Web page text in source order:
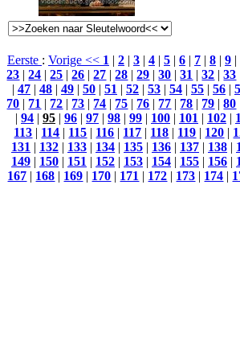
Eerste : Vorige << 1 | 2 | 3 | 4 | 5 | 6 | 7 | 8 | 9 |
23 |24 |25 |26 |27 |28 |29 |30 |31 |32 |33
| 47 | 48 | 49 | 50 | 51 | 52 | 53 | 54 | 55 | 56 |
70 | 71 | 72 | 73 | 74 | 75 | 76 | 77 | 78 | 79 |80
| 94 | 95 | 96 | 97 | 98 | 99 | 100 | 101 | 102 |
113 | 114 | 115 | 116 | 117 | 118 | 119 | 120 |
131 | 132 | 133 | 134 | 135 | 136 | 137 | 138 |
149 | 150 | 151 | 152 | 153 | 154 | 155 | 156 |
167 | 168 | 169 | 170 | 171 | 172 | 173 | 174 |